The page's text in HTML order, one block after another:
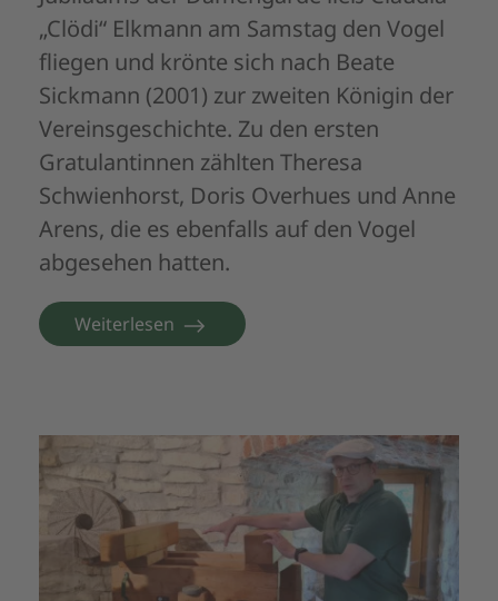
„Clödi“ Elkmann am Samstag den Vogel
fliegen und krönte sich nach Beate
Sickmann (2001) zur zweiten Königin der
Vereinsgeschichte. Zu den ersten
Gratulantinnen zählten Theresa
Schwienhorst, Doris Overhues und Anne
Arens, die es ebenfalls auf den Vogel
abgesehen hatten.
Weiterlesen